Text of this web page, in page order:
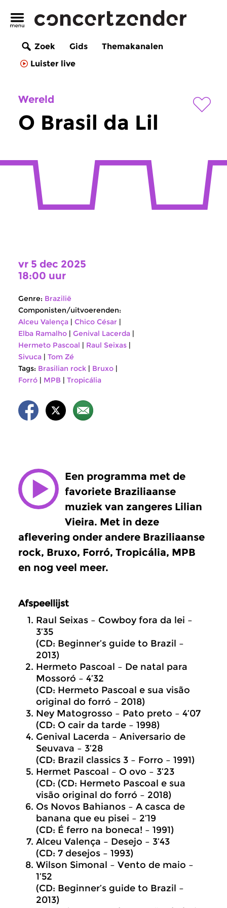
Zoek Gids
Themakanalen
Luister live
Wereld
O Brasil da Lil
vr 5 dec 2025
18:00 uur
Genre: Brazilië
Componisten/uitvoerenden:
Alceu Valença | Chico César |
Elba Ramalho | Genival Lacerda |
Hermeto Pascoal | Raul Seixas |
Sivuca | Tom Zé
Tags: Brasilian rock | Bruxo |
Forró | MPB | Tropicália
Een programma met de
favoriete Braziliaanse
muziek van zangeres Lilian
Vieira. Met in deze
aflevering onder andere Braziliaanse
rock, Bruxo, Forró, Tropicália, MPB
en nog veel meer.
Afspeellijst
Raul Seixas – Cowboy fora da lei –
3’35
(CD: Beginner’s guide to Brazil –
2013)
Hermeto Pascoal – De natal para
Mossoró – 4’32
(CD: Hermeto Pascoal e sua visão
original do forró – 2018)
Ney Matogrosso – Pato preto – 4’07
(CD: O cair da tarde – 1998)
Genival Lacerda – Aniversario de
Seuvava – 3’28
(CD: Brazil classics 3 – Forro – 1991)
Hermet Pascoal – O ovo – 3’23
(CD: (CD: Hermeto Pascoal e sua
visão original do forró – 2018)
Os Novos Bahianos – A casca de
banana que eu pisei – 2’19
(CD: É ferro na boneca! – 1991)
Alceu Valença – Desejo – 3’43
(CD: 7 desejos – 1993)
Wilson Simonal – Vento de maio –
1’52
(CD: Beginner’s guide to Brazil –
2013)